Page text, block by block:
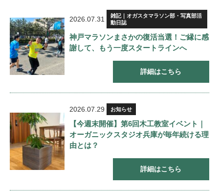
2026.07.31
雑記｜オガスタマラソン部・写真部活
動日誌
神戸マラソンまさかの復活当選！ご縁に感
謝して、もう一度スタートラインへ
詳細はこちら
2026.07.29 お知らせ
【今週末開催】第6回木工教室イベント｜
オーガニックスタジオ兵庫が毎年続ける理
由とは？
詳細はこちら